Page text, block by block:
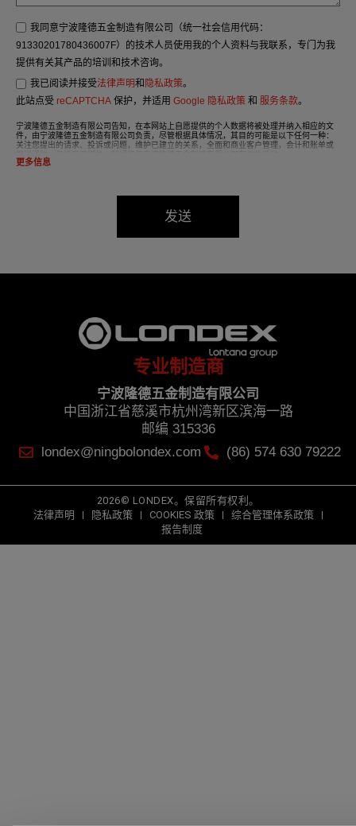
我同意宁波隆德五金制造有限公司（统一社会信用代码：
91330201780436007F）的技术人员使用我的个人资料与我联系，专门为我
提供有关其产品的培训和技术咨询。
我已阅读并接受法律声明和 隐私政策。
此站点受 reCAPTCHA 保护，并适用 Google 隐私政策 和 服务条款。
宁波隆德五金制造有限公司告知，在本网站上自愿提供的个人数据将被处理并纳入相应的文
件，由宁波隆德五金制造有限公司负责，尽管根据具体情况，其目的可能是以下任何一种：
关注您提出的请求、投诉或问题，维护已建立的关系，全面和商业客户管理，会计和账单或
些数据没有编码或加密。如果发送这些详细信息，则由您自行承担责任。
正、取消和反对的权利，只需将一封信连同您的身份证复印件寄至：宁波隆德五金制造有限
更多信息
发送
专业制造商
宁波隆德五金制造有限公司
中国浙江省慈溪市杭州湾新区滨海一路
邮编 315336
londex@ningbolondex.com
(86) 574 630 79222
2026© LONDEX。保留所有权利。
法律声明
隐私政策 COOKIES 政策
综合管理体系政策
报告制度